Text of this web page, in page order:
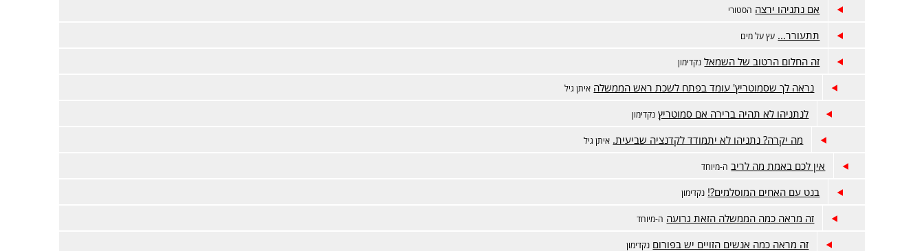
אם נתניהו ירצה הסטורי
תתעורר... עץ על מים
זה החלום הרטוב של השמאל נקדימון
נראה לך שסמוטריץ' עומד בפתח לשכת ראש הממשלה איתן גיל
לנתניהו לא תהיה ברירה אם סמוטריץ נקדימון
מה יקרה? נתניהו לא יתמודד לקדנציה שביעית. איתן גיל
אין לכם באמת מה לריב ה-מיוחד
בנט עם האחים המוסלמים?! נקדימון
זה מראה כמה הממשלה הזאת גרועה ה-מיוחד
זה מראה כמה אנשים הזויים יש בפורום נקדימון